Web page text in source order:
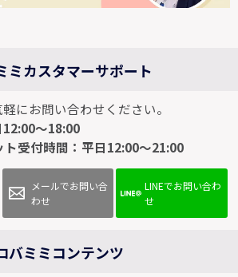
ミカスタマーサポート
にお問い合わせください。
～18:00
ト受付時間：平日12:00～21:00
メールでお問い合
わせ
LINEでお問い合わ
せ
バミミコンテンツ